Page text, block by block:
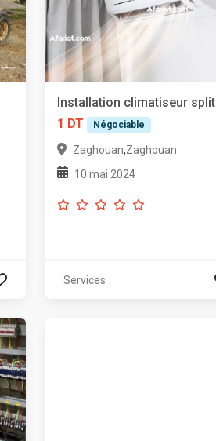
Installation climatiseur split
1 DT
Négociable
Zaghouan,Zaghouan
10 mai 2024
Services